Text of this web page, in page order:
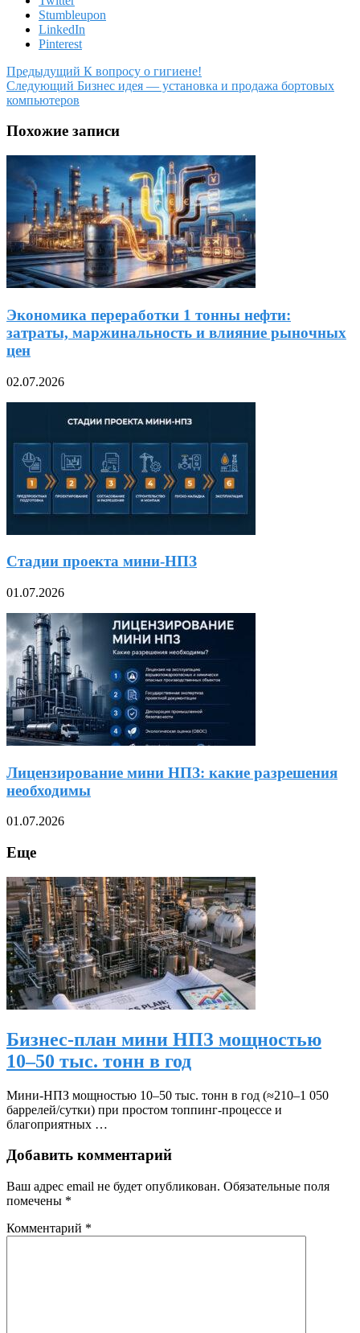
Stumbleupon
LinkedIn
Pinterest
Предыдущий К вопросу о гигиене!
Следующий Бизнес идея — установка и продажа бортовых
компьютеров
Похожие записи
Экономика переработки 1 тонны нефти:
затраты, маржинальность и влияние рыночных
цен
02.07.2026
Стадии проекта мини-НПЗ
01.07.2026
Лицензирование мини НПЗ: какие разрешения
необходимы
01.07.2026
Еще
Бизнес-план мини НПЗ мощностью
10–50 тыс. тонн в год
Мини‑НПЗ мощностью 10–50 тыс. тонн в год (≈210–1 050
баррелей/сутки) при простом топпинг‑процессе и
благоприятных …
Добавить комментарий
Ваш адрес email не будет опубликован. Обязательные поля
помечены *
Комментарий *